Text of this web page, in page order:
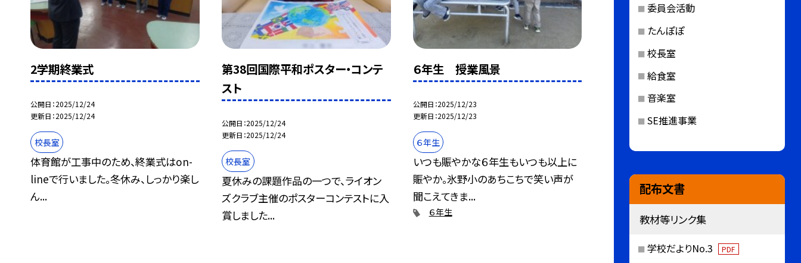
2学期終業式
公開日 2025/12/24
更新日 2025/12/24
校長室
体育館が工事中のため、終業式はon-
lineで行いました。冬休み、しっかり楽し
ん...
第38回国際平和ポスター・コンテ
スト
公開日 2025/12/24
更新日 2025/12/24
校長室
夏休みの課題作品の一つで、ライオン
ズクラブ主催のポスターコンテストに入
賞しました...
６年生 授業風景
公開日 2025/12/23
更新日 2025/12/23
６年生
いつも賑やかな６年生もいつも以上に
賑やか。氷野小のあちこちで笑い声が
聞こえてきま...
６年生
委員会活動
たんぽぽ
校長室
給食室
音楽室
SE推進事業
配布文書
教材等リンク集
学校だよりNo.3 PDF